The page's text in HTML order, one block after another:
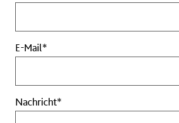
E-Mail*
Mail
Nachricht*
Pflichtfeld